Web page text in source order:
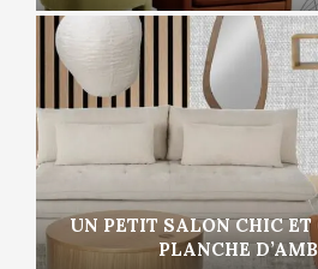
UN PETIT SALON CHIC ET
PLANCHE